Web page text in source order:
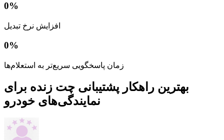
0%
افزایش نرخ تبدیل
0%
زمان پاسخگویی سریع‌تر به استعلام‌ها
بهترین راهکار پشتیبانی چت زنده برای
نمایندگی‌های خودرو